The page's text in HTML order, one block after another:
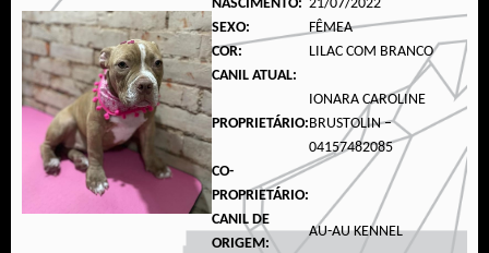
NASCIMENTO: 21/07/2022
SEXO:
FÊMEA
COR:
LILAC COM BRANCO
CANIL ATUAL:
PROPRIETÁRIO:
IONARA CAROLINE
BRUSTOLIN –
04157482085
CO-
PROPRIETÁRIO:
CANIL DE
ORIGEM:
AU-AU KENNEL